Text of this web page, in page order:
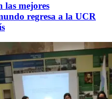
las mejores
regresa a la UCR